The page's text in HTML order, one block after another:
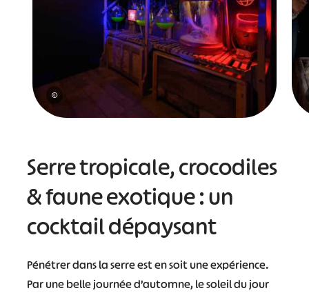
©
Serre tropicale, crocodiles
& faune exotique : un
cocktail dépaysant
Pénétrer dans la serre est en soit une expérience.
Par une belle journée d’automne, le soleil du jour